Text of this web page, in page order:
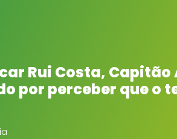
Rui Costa,
por perceber que o